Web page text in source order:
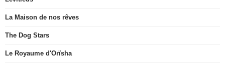
La Maison de nos rêves
The Dog Stars
Le Royaume d'Orïsha